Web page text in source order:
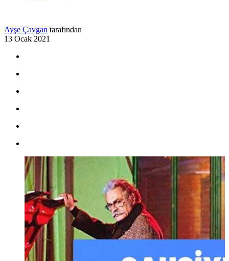
Ayşe Çavgan tarafından
13 Ocak 2021